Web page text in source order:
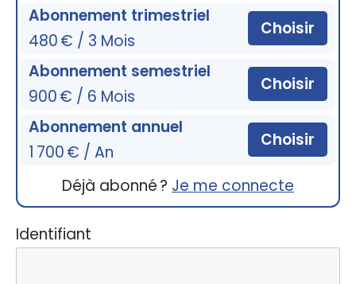
Abonnement trimestriel
480 € / 3 Mois
Choisir
Abonnement semestriel
900 € / 6 Mois
Choisir
Abonnement annuel
1 700 € / An
Choisir
Déjà abonné ? Je me connecte
Identifiant